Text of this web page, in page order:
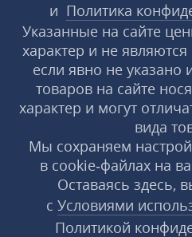
и Политика
Указанные на сайте
характер и не
если явно не
товаров на сайте
характер и могут
вида
Мы сохраняем
в cookie‑файлах на
Оставаясь здесь,
с Условиями
Политикой